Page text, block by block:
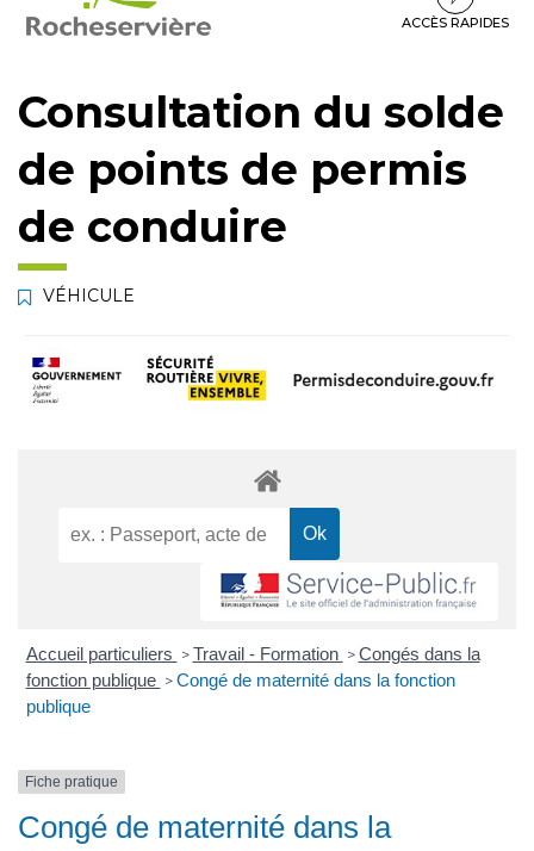
contenu
pied
ACCÈS RAPIDES
Consultation du solde
de points de permis
de conduire
VÉHICULE
Accueil particuliers > Travail - Formation > Congés dans la
fonction publique > Congé de maternité dans la fonction
publique
Fiche pratique
Congé de maternité dans la